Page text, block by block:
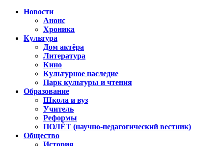
Новости
Анонс
Хроника
Культура
Дом актёра
Литература
Кино
Культурное наследие
Парк культуры и чтения
Образование
Школа и вуз
Учитель
Реформы
ПОЛЁТ (научно-педагогический вестник)
Общество